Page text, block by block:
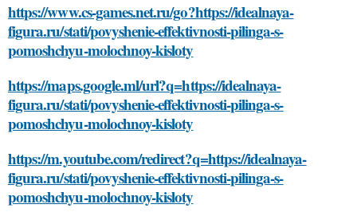
https://www.cs-games.net.ru/go?https://idealnaya-
figura.ru/stati/povyshenie-effektivnosti-pilinga-s-
pomoshchyu-molochnoy-kisloty
https://maps.google.ml/url?q=https://idealnaya-
figura.ru/stati/povyshenie-effektivnosti-pilinga-s-
pomoshchyu-molochnoy-kisloty
https://m.youtube.com/redirect?q=https://idealnaya-
figura.ru/stati/povyshenie-effektivnosti-pilinga-s-
pomoshchyu-molochnoy-kisloty